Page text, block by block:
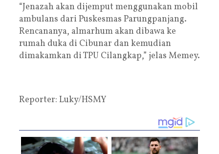
“Jenazah akan dijemput menggunakan mobil
ambulans dari Puskesmas Parungpanjang.
Rencananya, almarhum akan dibawa ke
rumah duka di Cibunar dan kemudian
dimakamkan di TPU Cilangkap,” jelas Memey.
Reporter: Luky/HSMY